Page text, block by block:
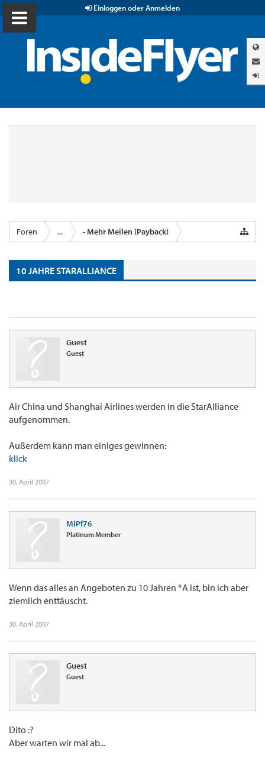
Einloggen oder Anmelden
Foren ... - Mehr Meilen (Payback)
10 JAHRE STARALLIANCE
Guest
Guest
Air China und Shanghai Airlines werden in die StarAlliance
aufgenommen.
Außerdem kann man einiges gewinnen:
klick
30. April 2007
MiPf76
Platinum Member
Wenn das alles an Angeboten zu 10 Jahren *A ist, bin ich aber
ziemlich enttäuscht.
30. April 2007
Guest
Guest
Dito :?
Aber warten wir mal ab...